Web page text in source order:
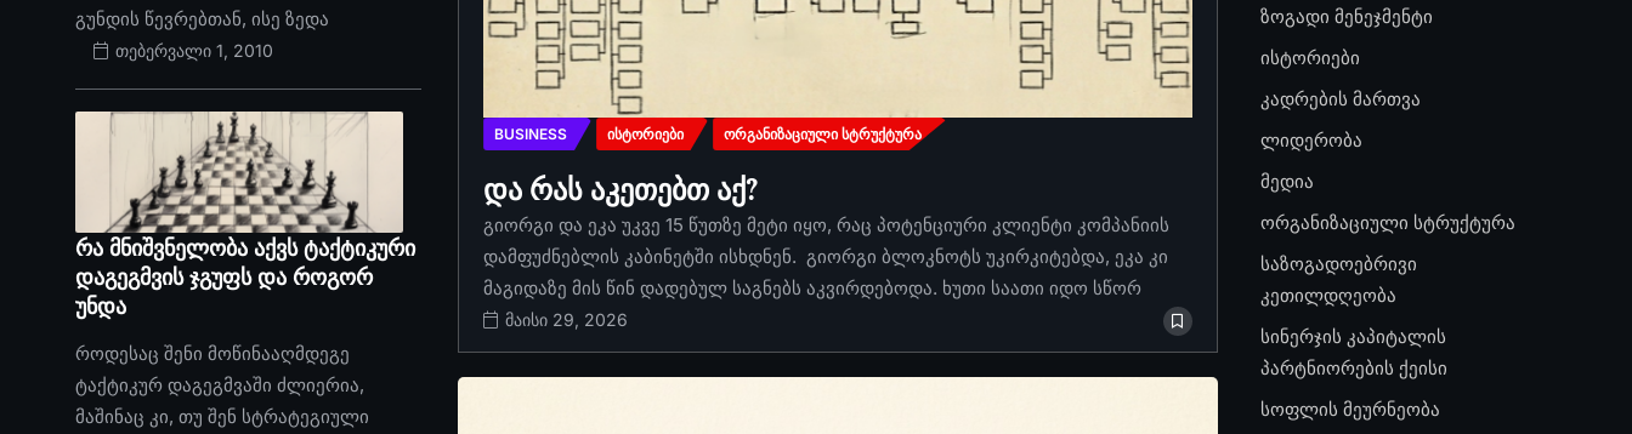
გუნდის წევრებთან, ისე ზედა
თებერვალი 1, 2010
რა მნიშვნელობა აქვს ტაქტიკური
დაგეგმვის ჯგუფს და როგორ
უნდა
როდესაც შენი მოწინააღმდეგე
ტაქტიკურ დაგეგმვაში ძლიერია,
მაშინაც კი, თუ შენ სტრატეგიული
BUSINESS ᲘᲡᲢᲝᲠᲘᲔᲑᲘ ᲝᲠᲒᲐᲜᲘᲖᲐᲪᲘᲣᲚᲘ ᲡᲢᲠᲣᲥᲢᲣᲠᲐ
და რას აკეთებთ აქ?
გიორგი და ეკა უკვე 15 წუთზე მეტი იყო, რაც პოტენციური კლიენტი კომპანიის
დამფუძნებლის კაბინეტში ისხდნენ. გიორგი ბლოკნოტს უკირკიტებდა, ეკა კი
მაგიდაზე მის წინ დადებულ საგნებს აკვირდებოდა. ხუთი საათი იდო სწორ
მაისი 29, 2026
ზოგადი მენეჯმენტი
ისტორიები
კადრების მართვა
ლიდერობა
მედია
ორგანიზაციული სტრუქტურა
საზოგადოებრივი
კეთილდღეობა
სინერჯის კაპიტალის
პარტნიორების ქეისი
სოფლის მეურნეობა